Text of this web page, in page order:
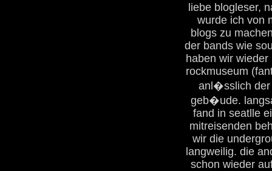
liebe blogleser,
wurde ich von
blogs zu
der bands wie
haben wir
rockmuseum
anl�sslich der
geb�ude.
fand in seatlle
mitreisenden
wir die
langweilig. die
schon wieder